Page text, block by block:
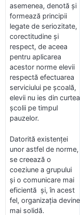
asemenea, denotă și
formează principii
legate de seriozitate,
corectitudine și
respect, de aceea
pentru aplicarea
acestor norme elevii
respectă efectuarea
serviciului pe școală,
elevii nu ies din curtea
școlii pe timpul
pauzelor.
Datorită existenței
unor astfel de norme,
se creează o
coeziune a grupului
și o comunicare mai
eficientă și, în acest
fel, organizația devine
mai solidă.